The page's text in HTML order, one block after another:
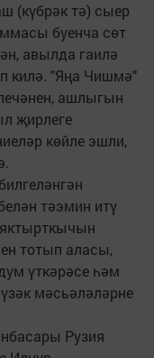
(күбрәк тә) сыер
буенча сөт
авылда гаилә
килә. "Яңа Чишмә"
ашлыгын
җирлеге
көйле эшли,
тәэмин итү
тотып аласы,
үткәрәсе һәм
мәсьәләләрне
Рузия